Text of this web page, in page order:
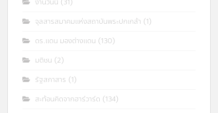
งานวันนี้ (31)
จุลสารสมาคมแห่งสถาบันพระปกเกล้า (1)
ดร.แดน มองต่างแดน (130)
มติชน (2)
รัฐสภาสาร (1)
สะท้อนคิดจากฮาร์วาร์ด (134)